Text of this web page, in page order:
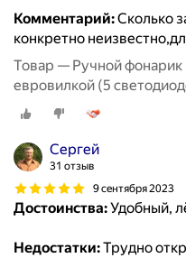
Комментарий:Сколько
конкретно
Товар — Ручной фонарик
евровилкой (5
Сергей
31 отзыв
9 сентября 2023
Достоинства:Удобный,
Недостатки:Трудно